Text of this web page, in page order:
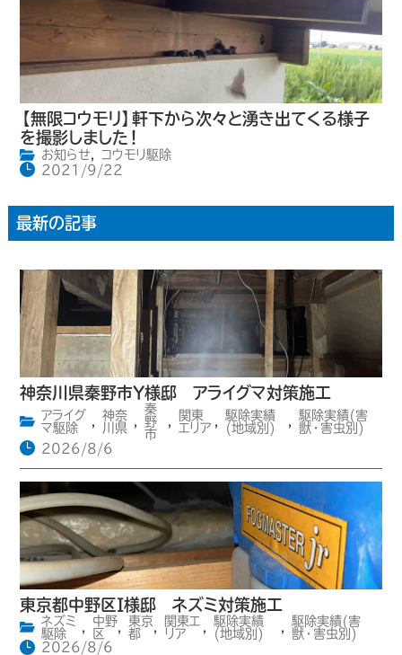
【無限コウモリ】軒下から次々と湧き出てくる様子
を撮影しました！
お知らせ,
コウモリ駆除
2021/9/22
最新の記事
神奈川県秦野市Y様邸 アライグマ対策施工
アライグ
マ駆除
,
神奈
川県 ,
秦
野
市
,
関東
エリア ,
駆除実績
(地域別)
,
駆除実績(害
獣・害虫別)
2026/8/6
東京都中野区I様邸 ネズミ対策施工
ネズミ
駆除
,
中野
区
,
東京
都
,
関東エ
リア
,
駆除実績
(地域別)
,
駆除実績(害
獣・害虫別)
2026/8/6